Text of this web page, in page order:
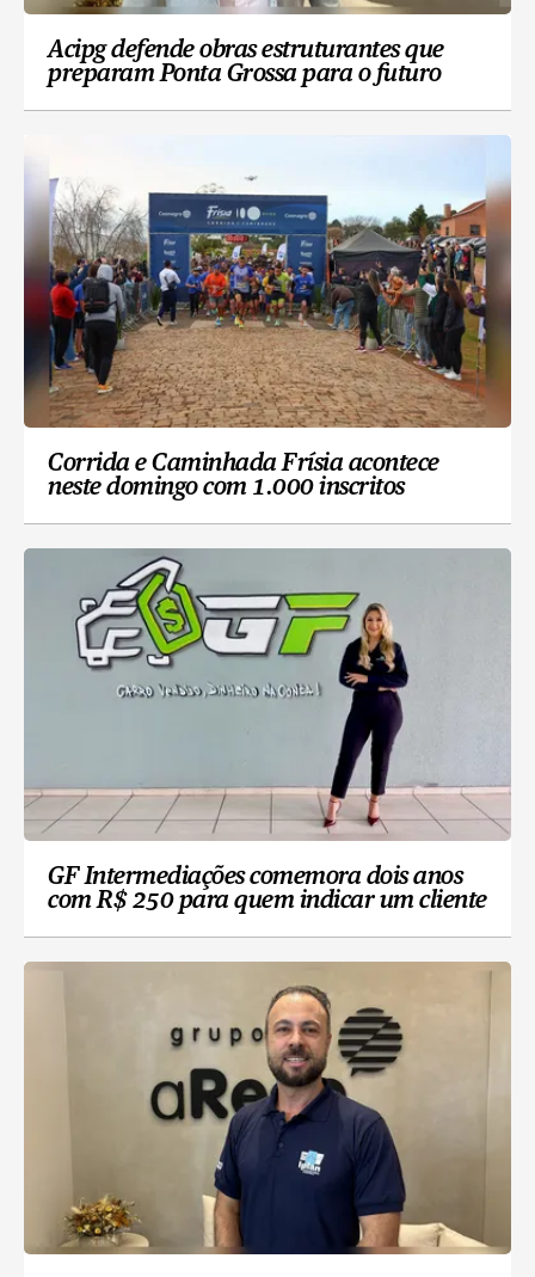
Acipg defende obras estruturantes que
preparam Ponta Grossa para o futuro
Corrida e Caminhada Frísia acontece
neste domingo com 1.000 inscritos
GF Intermediações comemora dois anos
com R$ 250 para quem indicar um cliente